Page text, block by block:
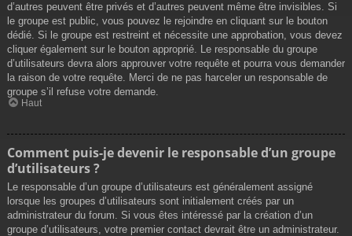
d’autres peuvent être privés et d’autres peuvent même être invisibles. Si
le groupe est public, vous pouvez le rejoindre en cliquant sur le bouton
dédié. Si le groupe est restreint et nécessite une approbation, vous devez
cliquer également sur le bouton approprié. Le responsable du groupe
d’utilisateurs devra alors approuver votre requête et pourra vous demander
la raison de votre requête. Merci de ne pas harceler un responsable de
groupe s’il refuse votre demande.
Haut
Comment puis-je devenir le responsable d’un groupe
d’utilisateurs ?
Le responsable d’un groupe d’utilisateurs est généralement assigné
lorsque les groupes d’utilisateurs sont initialement créés par un
administrateur du forum. Si vous êtes intéressé par la création d’un
groupe d’utilisateurs, votre premier contact devrait être un administrateur.